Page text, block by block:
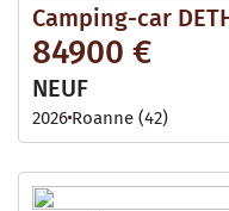
Camping-car
84900 €
NEUF
2026 Roanne (42)